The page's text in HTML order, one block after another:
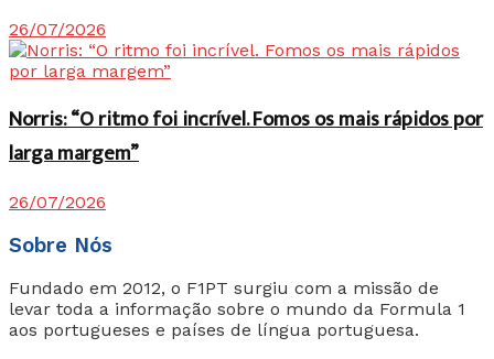
26/07/2026
Norris: “O ritmo foi incrível. Fomos os mais rápidos por
larga margem”
26/07/2026
Sobre Nós
Fundado em 2012, o F1PT surgiu com a missão de
levar toda a informação sobre o mundo da Formula 1
aos portugueses e países de língua portuguesa.